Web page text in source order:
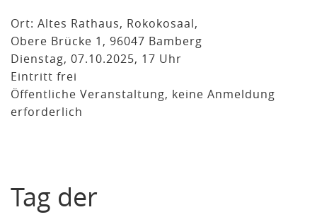
Ort: Altes Rathaus, Rokokosaal,
Obere Brücke 1, 96047 Bamberg
Dienstag, 07.10.2025, 17 Uhr
Eintritt frei
Öffentliche Veranstaltung, keine Anmeldung
erforderlich
Tag der